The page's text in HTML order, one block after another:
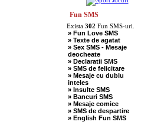
» Tarani
» Tigani
» Umor Negru
» Vanatori
Fun SMS
Exista 302 Fun SMS-uri.
» Fun Love SMS
» Texte de agatat
» Sex SMS - Mesaje
deocheate
» Declaratii SMS
» SMS de felicitare
» Mesaje cu dublu
inteles
» Insulte SMS
» Bancuri SMS
» Mesaje comice
» SMS de despartire
» English Fun SMS